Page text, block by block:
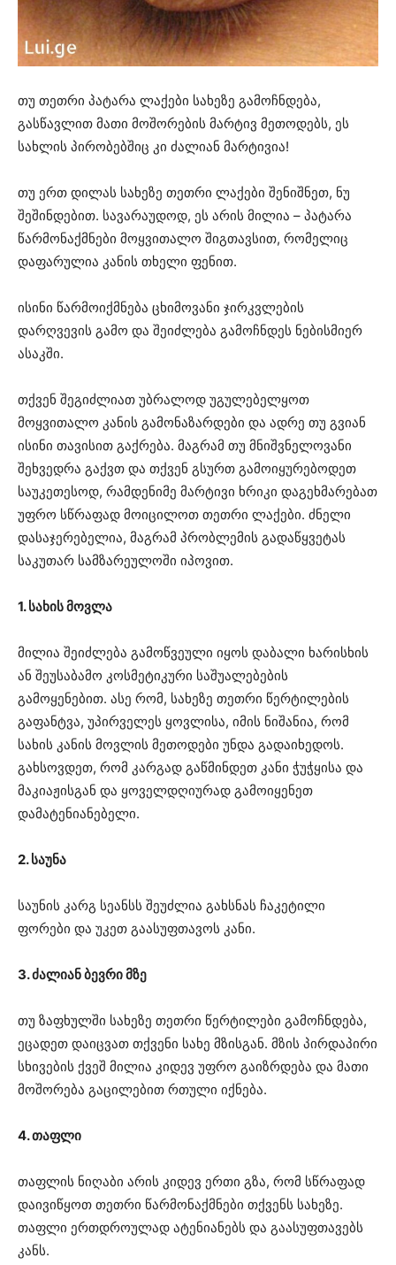
თუ თეთრი პატარა ლაქები სახეზე გამოჩნდება,
გასწავლით მათი მოშორების მარტივ მეთოდებს, ეს
სახლის პირობებშიც კი ძალიან მარტივია!
თუ ერთ დილას სახეზე თეთრი ლაქები შენიშნეთ, ნუ
შეშინდებით. სავარაუდოდ, ეს არის მილია – პატარა
წარმონაქმნები მოყვითალო შიგთავსით, რომელიც
დაფარულია კანის თხელი ფენით.
ისინი წარმოიქმნება ცხიმოვანი ჯირკვლების
დარღვევის გამო და შეიძლება გამოჩნდეს ნებისმიერ
ასაკში.
თქვენ შეგიძლიათ უბრალოდ უგულებელყოთ
მოყვითალო კანის გამონაზარდები და ადრე თუ გვიან
ისინი თავისით გაქრება. მაგრამ თუ მნიშვნელოვანი
შეხვედრა გაქვთ და თქვენ გსურთ გამოიყურებოდეთ
საუკეთესოდ, რამდენიმე მარტივი ხრიკი დაგეხმარებათ
უფრო სწრაფად მოიცილოთ თეთრი ლაქები. ძნელი
დასაჯერებელია, მაგრამ პრობლემის გადაწყვეტას
საკუთარ სამზარეულოში იპოვით.
1. სახის მოვლა
მილია შეიძლება გამოწვეული იყოს დაბალი ხარისხის
ან შეუსაბამო კოსმეტიკური საშუალებების
გამოყენებით. ასე რომ, სახეზე თეთრი წერტილების
გაფანტვა, უპირველეს ყოვლისა, იმის ნიშანია, რომ
სახის კანის მოვლის მეთოდები უნდა გადაიხედოს.
გახსოვდეთ, რომ კარგად გაწმინდეთ კანი ჭუჭყისა და
მაკიაჟისგან და ყოველდღიურად გამოიყენეთ
დამატენიანებელი.
2. საუნა
საუნის კარგ სეანსს შეუძლია გახსნას ჩაკეტილი
ფორები და უკეთ გაასუფთავოს კანი.
3. ძალიან ბევრი მზე
თუ ზაფხულში სახეზე თეთრი წერტილები გამოჩნდება,
ეცადეთ დაიცვათ თქვენი სახე მზისგან. მზის პირდაპირი
სხივების ქვეშ მილია კიდევ უფრო გაიზრდება და მათი
მოშორება გაცილებით რთული იქნება.
4. თაფლი
თაფლის ნიღაბი არის კიდევ ერთი გზა, რომ სწრაფად
დაივიწყოთ თეთრი წარმონაქმნები თქვენს სახეზე.
თაფლი ერთდროულად ატენიანებს და გაასუფთავებს
კანს.